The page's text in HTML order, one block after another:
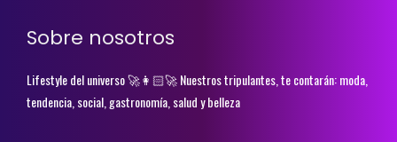
Sobre nosotros
Lifestyle del universo 🚀👩🏻‍🚀 Nuestros tripulantes, te contarán: moda,
tendencia, social, gastronomía, salud y belleza